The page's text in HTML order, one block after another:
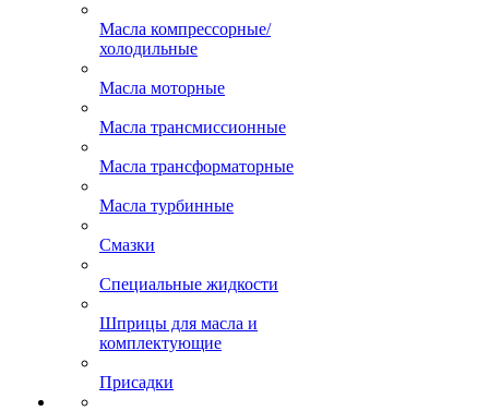
Масла компрессорные/
холодильные
Масла моторные
Масла трансмиссионные
Масла трансформаторные
Масла турбинные
Смазки
Специальные жидкости
Шприцы для масла и
комплектующие
Присадки